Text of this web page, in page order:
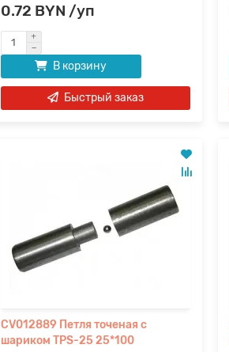
0.72 BYN /уп
В корзину
Быстрый заказ
CV012889 Петля точеная с
шариком TPS-25 25*100